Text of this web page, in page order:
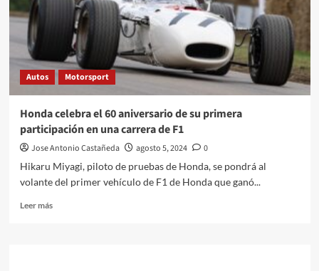
Autos Motorsport
Honda celebra el 60 aniversario de su primera
participación en una carrera de F1
Jose Antonio Castañeda agosto 5, 2024
0
Hikaru Miyagi, piloto de pruebas de Honda, se pondrá al
volante del primer vehículo de F1 de Honda que ganó...
Leer másLeer